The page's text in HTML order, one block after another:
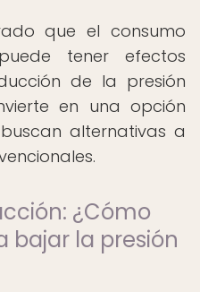
que el consumo
tener efectos
de la presión
en una opción
alternativas a
¿Cómo
bajar la presión